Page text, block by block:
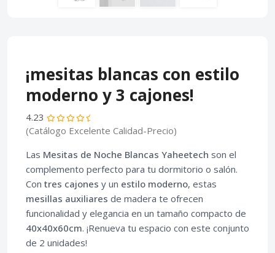
¡mesitas blancas con estilo
moderno y 3 cajones!
4.23
(Catálogo Excelente Calidad-Precio)
Las Mesitas de Noche Blancas Yaheetech son el
complemento perfecto para tu dormitorio o salón.
Con tres cajones y un estilo moderno, estas
mesillas auxiliares de madera te ofrecen
funcionalidad y elegancia en un tamaño compacto de
40x40x60cm. ¡Renueva tu espacio con este conjunto
de 2 unidades!